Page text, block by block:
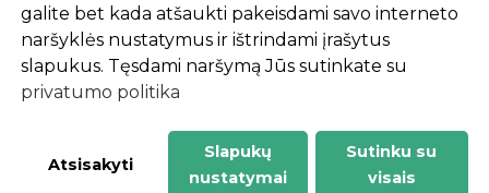
Apie mus
Prekių pirkimo – pardavimo taisyklės
Prekių pristatymas ir atsiėmimas
Garantinis aptarnavimas ir prekių grąžinimas
Privatumo politika
-
1
2
%
n
u
o
l
a
i
d
galite bet kada atšaukti pakeisdami savo interneto
naršyklės nustatymus ir ištrindami įrašytus
slapukus. Tęsdami naršymą Jūs sutinkate su
privatumo politika
Atsisakyti
Slapukų
nustatymai
Sutinku su
visais